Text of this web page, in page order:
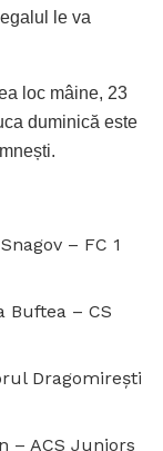
le va
loc mâine, 23
duminică este
– FC 1
Buftea – CS
Dragomirești
– ACS Juniors